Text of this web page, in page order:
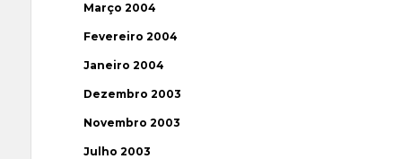
Março 2004
Fevereiro 2004
Janeiro 2004
Dezembro 2003
Novembro 2003
Julho 2003